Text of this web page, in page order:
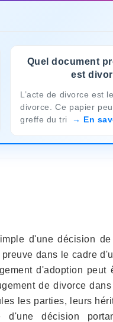
Quel document
est
L’acte de divorce est
divorce. Ce papier
greffe du tri
En
d'une décision
dans le cadre
d'adoption peut
de divorce
les parties, leurs
d'une décision